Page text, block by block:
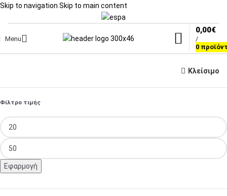
Skip to navigation Skip to main content
Menu
0
/
0,00€
Κλείσιμο
Φίλτρο τιμής
Εφαρμογή